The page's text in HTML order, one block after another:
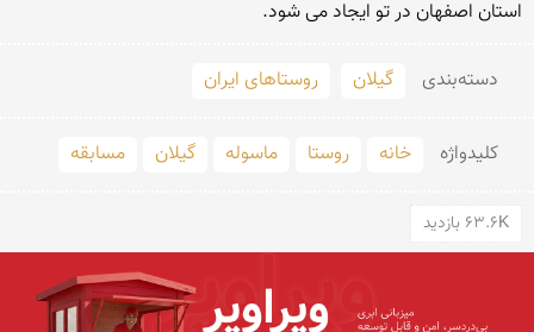
استان اصفهان در تو ایجاد می شود.
دسته‌بندی گیلان روستاهای ایران
کلید‌واژه خانه روستا ماسوله گیلان مسابقه
63.6K بازدید